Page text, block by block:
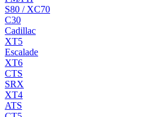
S80 / XC70
C30
Cadillac
XT5
Escalade
XT6
CTS
SRX
XT4
ATS